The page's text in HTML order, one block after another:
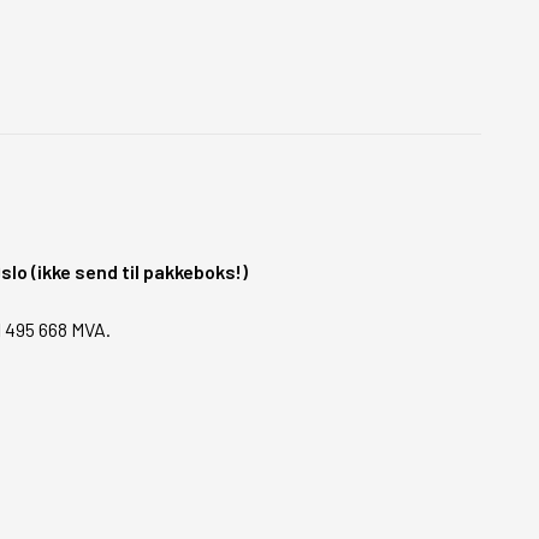
(ikke send til pakkeboks!)
668 MVA.